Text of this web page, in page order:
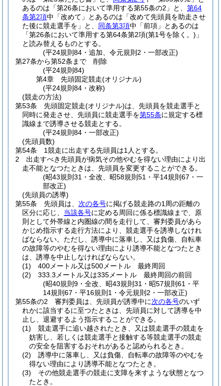
あるのは「第26条において準用する第55条の2」と、 第64
条第2項中「改めて」とあるのは「改めて先頭員を助走させ
た後に競走選手を」と、 同条第3項中「前項」とあるのは
「第26条において準用する第64条第2項(第1号を除く。) 」
と読み替えるものとする。
(平24規則84・追加、令元規則2・一部改正)
第27条から第52条まで
削除
(平24規則84)
第4章
先頭固定競走(オリジナル)
(平24規則84・改称)
(競走の方法)
第53条
先頭固定競走(オリジナル)は、先頭員を競走選手と
同時に発走させ、先頭員に競走選手を第55条に規定する標
識線まで誘導させる競走とする。
(平24規則84・一部改正)
(先頭員数)
第54条
1競走に出走する先頭員は1人とする。
2
出走すべき先頭員が病気その他やむを得ない理由により出
走不能となつたときは、先頭員を変更することができる。
(昭43規則31・全改、昭58規則51・平14規則67・一
部改正)
(先頭員の誘導)
第55条
先頭員は、 次の各号に掲げる競走路の1周の距離の
区分に応じ、 当該各号に定める周回に係る標識線まで、原
則として外帯線と内圏線の間を走行して、審判委員があら
かじめ指示する走行方法により、競走選手を誘導しなけれ
ばならない。 ただし、誘導中に落車し、又は負傷、自転車
の故障等のやむを得ない理由により誘導不能となつたとき
は、誘導を中止しなければならない。
(1)
400メートル又は500メートル 最終周回
(2)
333.3メートル又は335メートル 最終周回の前回
(昭40規則9・全改、昭43規則31・昭57規則61・平
14規則67・平16規則1・令元規則2・一部改正)
第55条の2
審判委員は、先頭員が誘導中に次の各号のいず
れかに該当するに至つたときは、先頭員に対して誘導を中
止し、退避するよう指示することができる。
(1)
競走選手に追い越されたとき、又は競走選手の競走を
妨害し、若しくは競走選手と接触する等競走選手の競走
の安全を阻害するおそれがあると認められるとき。
(2)
誘導中に落車し、又は負傷、自転車の故障等のやむを
得ない理由により誘導不能となつたとき。
(3)
その他競走選手の競走に支障を来すような状態となつ
たとき。